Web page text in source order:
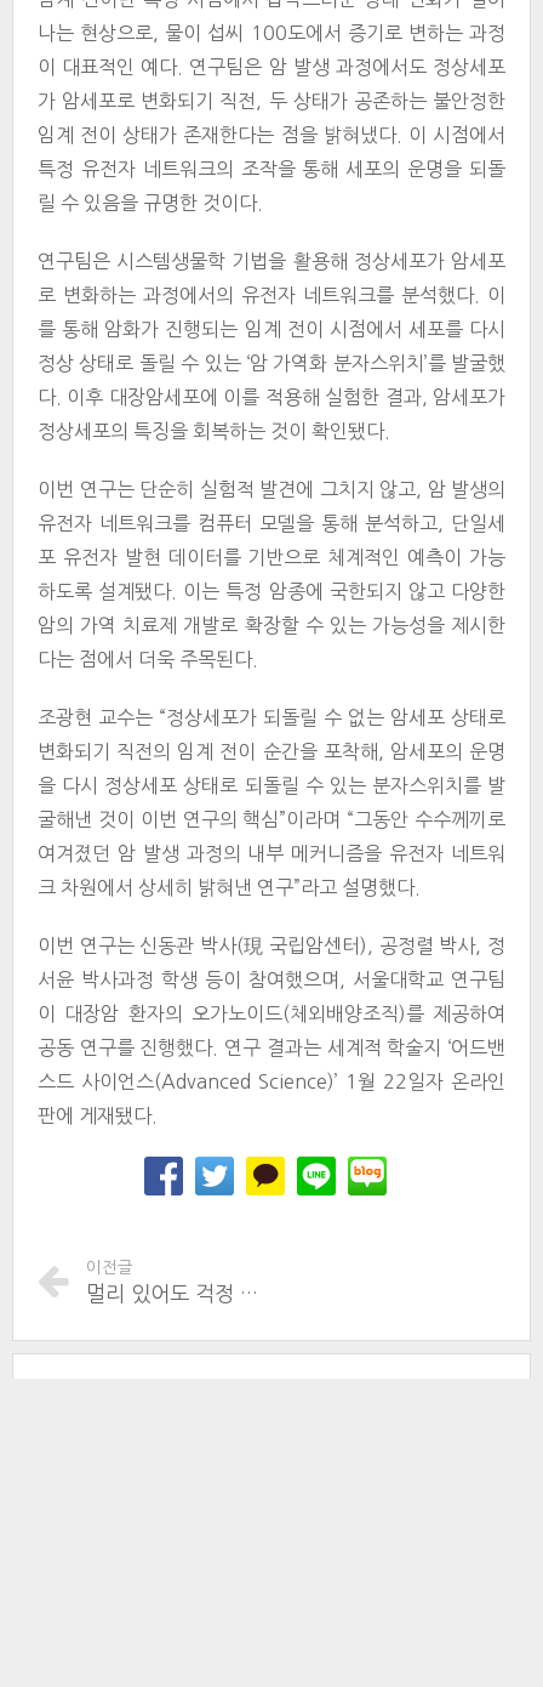
나는 현상으로, 물이 섭씨 100도에서 증기로 변하는 과정
이 대표적인 예다. 연구팀은 암 발생 과정에서도 정상세포
가 암세포로 변화되기 직전, 두 상태가 공존하는 불안정한
임계 전이 상태가 존재한다는 점을 밝혀냈다. 이 시점에서
특정 유전자 네트워크의 조작을 통해 세포의 운명을 되돌
릴 수 있음을 규명한 것이다.
연구팀은 시스템생물학 기법을 활용해 정상세포가 암세포
로 변화하는 과정에서의 유전자 네트워크를 분석했다. 이
를 통해 암화가 진행되는 임계 전이 시점에서 세포를 다시
정상 상태로 돌릴 수 있는 ‘암 가역화 분자스위치’를 발굴했
다. 이후 대장암세포에 이를 적용해 실험한 결과, 암세포가
정상세포의 특징을 회복하는 것이 확인됐다.
이번 연구는 단순히 실험적 발견에 그치지 않고, 암 발생의
유전자 네트워크를 컴퓨터 모델을 통해 분석하고, 단일세
포 유전자 발현 데이터를 기반으로 체계적인 예측이 가능
하도록 설계됐다. 이는 특정 암종에 국한되지 않고 다양한
암의 가역 치료제 개발로 확장할 수 있는 가능성을 제시한
다는 점에서 더욱 주목된다.
조광현 교수는 “정상세포가 되돌릴 수 없는 암세포 상태로
변화되기 직전의 임계 전이 순간을 포착해, 암세포의 운명
을 다시 정상세포 상태로 되돌릴 수 있는 분자스위치를 발
굴해낸 것이 이번 연구의 핵심”이라며 “그동안 수수께끼로
여겨졌던 암 발생 과정의 내부 메커니즘을 유전자 네트워
크 차원에서 상세히 밝혀낸 연구”라고 설명했다.
이번 연구는 신동관 박사(現 국립암센터), 공정렬 박사, 정
서윤 박사과정 학생 등이 참여했으며, 서울대학교 연구팀
이 대장암 환자의 오가노이드(체외배양조직)를 제공하여
공동 연구를 진행했다. 연구 결과는 세계적 학술지 ‘어드밴
스드 사이언스(Advanced Science)’ 1월 22일자 온라인
판에 게재됐다.
이전글
멀리 있어도 걱정 NO! 설 연휴 무료 영상통화 지원 시작